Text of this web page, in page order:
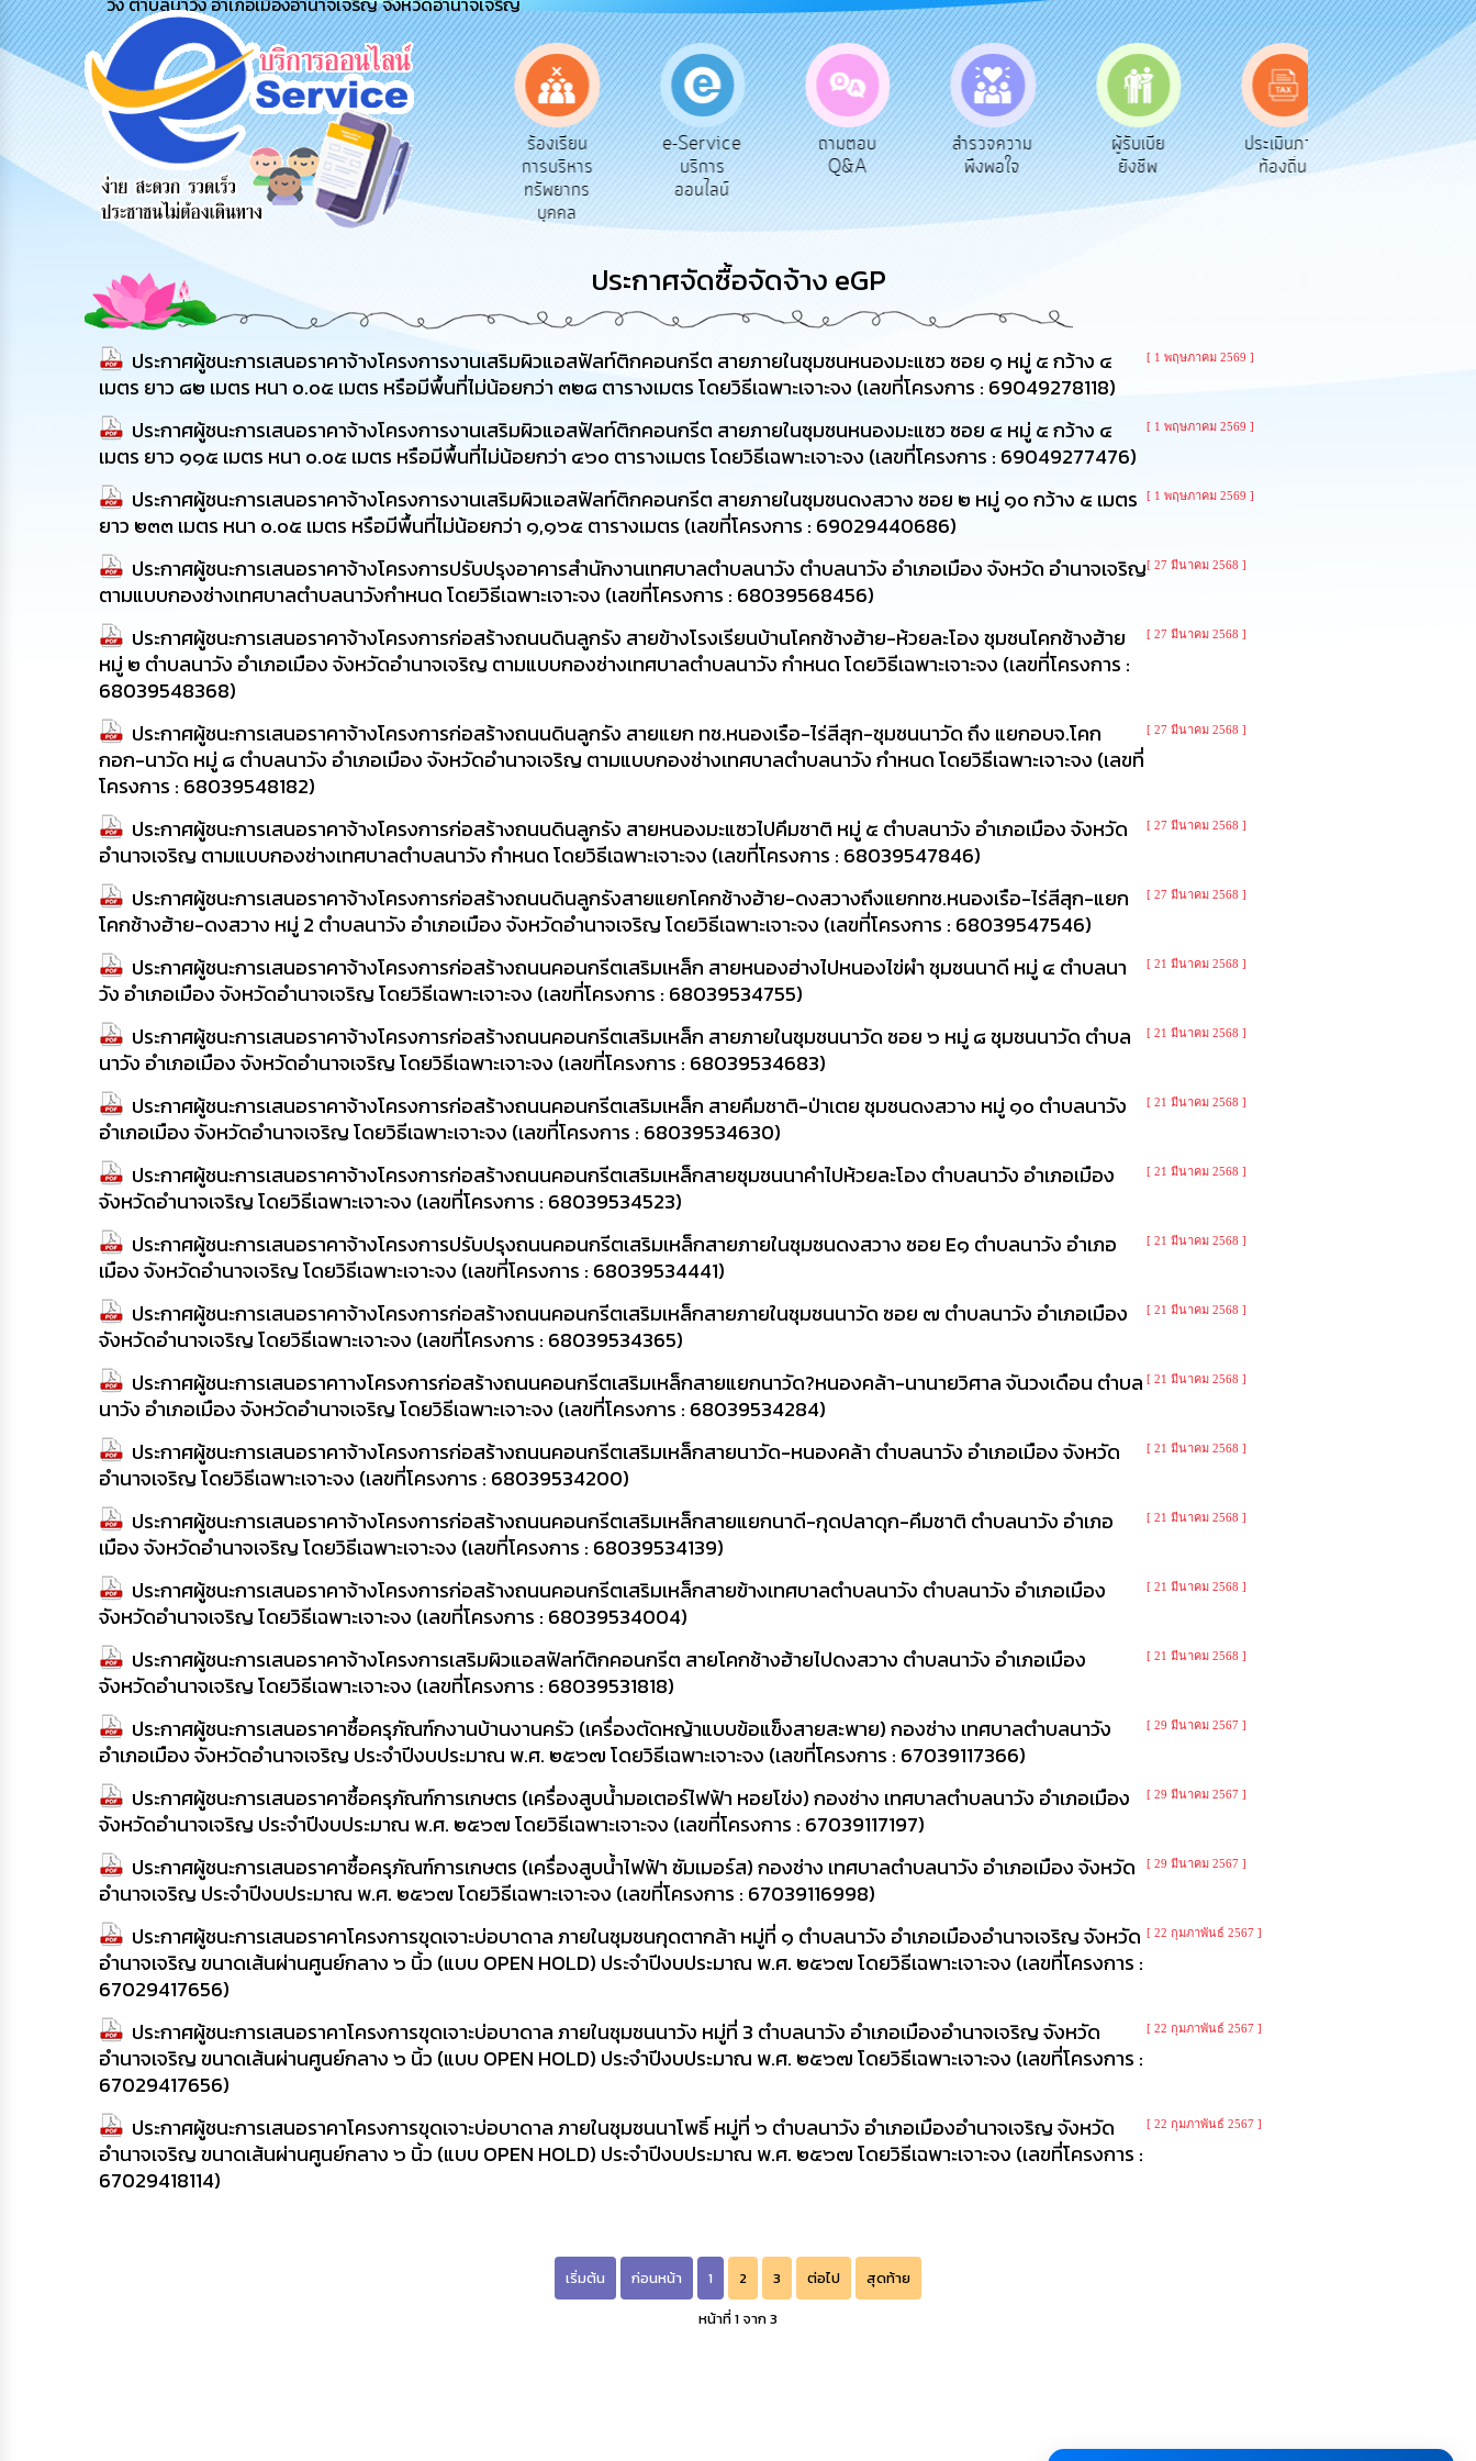
รับฟังความ
คิดเห็น
ประชาชน
ร้องเรียน
ร้องทุกข์
ร้องเรียน
การทุจริต
ร้องเรียน
การบริหาร
ทรัพยากร
บุคคล
e-Service
บริการ
ออนไลน์
ถามตอบ
Q&A
สำรวจความ
พึงพอใจ
ผู้รับเบีย
ยังชีพ
ประเมินภาษี
ท้องถิ่น
ทะเบียน
พาณิชย์
ประกาศจัดซื้อจัดจ้าง eGP
ประกาศผู้ชนะการเสนอราคาจ้างโครงการงานเสริมผิวแอสฟัลท์ติกคอนกรีต สายภายในชุมชนหนองมะแซว ซอย ๑ หมู่ ๕ กว้าง ๔
เมตร ยาว ๘๒ เมตร หนา ๐.๐๕ เมตร หรือมีพื้นที่ไม่น้อยกว่า ๓๒๘ ตารางเมตร โดยวิธีเฉพาะเจาะจง (เลขที่โครงการ : 69049278118)
[ 1 พฤษภาคม 2569 ]
ประกาศผู้ชนะการเสนอราคาจ้างโครงการงานเสริมผิวแอสฟัลท์ติกคอนกรีต สายภายในชุมชนหนองมะแซว ซอย ๔ หมู่ ๕ กว้าง ๔
เมตร ยาว ๑๑๕ เมตร หนา ๐.๐๕ เมตร หรือมีพื้นที่ไม่น้อยกว่า ๔๖๐ ตารางเมตร โดยวิธีเฉพาะเจาะจง (เลขที่โครงการ : 69049277476)
[ 1 พฤษภาคม 2569 ]
ประกาศผู้ชนะการเสนอราคาจ้างโครงการงานเสริมผิวแอสฟัลท์ติกคอนกรีต สายภายในชุมชนดงสวาง ซอย ๒ หมู่ ๑๐ กว้าง ๕ เมตร
ยาว ๒๓๓ เมตร หนา ๐.๐๕ เมตร หรือมีพื้นที่ไม่น้อยกว่า ๑,๑๖๕ ตารางเมตร (เลขที่โครงการ : 69029440686)
[ 1 พฤษภาคม 2569 ]
ประกาศผู้ชนะการเสนอราคาจ้างโครงการปรับปรุงอาคารสำนักงานเทศบาลตำบลนาวัง ตำบลนาวัง อำเภอเมือง จังหวัด อำนาจเจริญ
ตามแบบกองช่างเทศบาลตำบลนาวังกำหนด โดยวิธีเฉพาะเจาะจง (เลขที่โครงการ : 68039568456)
[ 27 มีนาคม 2568 ]
ประกาศผู้ชนะการเสนอราคาจ้างโครงการก่อสร้างถนนดินลูกรัง สายข้างโรงเรียนบ้านโคกช้างฮ้าย-ห้วยละโอง ชุมชนโคกช้างฮ้าย
หมู่ ๒ ตำบลนาวัง อำเภอเมือง จังหวัดอำนาจเจริญ ตามแบบกองช่างเทศบาลตำบลนาวัง กำหนด โดยวิธีเฉพาะเจาะจง (เลขที่โครงการ :
68039548368)
[ 27 มีนาคม 2568 ]
ประกาศผู้ชนะการเสนอราคาจ้างโครงการก่อสร้างถนนดินลูกรัง สายแยก ทช.หนองเรือ-ไร่สีสุก-ชุมชนนาวัด ถึง แยกอบจ.โคก
กอก-นาวัด หมู่ ๘ ตำบลนาวัง อำเภอเมือง จังหวัดอำนาจเจริญ ตามแบบกองช่างเทศบาลตำบลนาวัง กำหนด โดยวิธีเฉพาะเจาะจง (เลขที่
โครงการ : 68039548182)
[ 27 มีนาคม 2568 ]
ประกาศผู้ชนะการเสนอราคาจ้างโครงการก่อสร้างถนนดินลูกรัง สายหนองมะแซวไปคึมชาติ หมู่ ๕ ตำบลนาวัง อำเภอเมือง จังหวัด
อำนาจเจริญ ตามแบบกองช่างเทศบาลตำบลนาวัง กำหนด โดยวิธีเฉพาะเจาะจง (เลขที่โครงการ : 68039547846)
[ 27 มีนาคม 2568 ]
ประกาศผู้ชนะการเสนอราคาจ้างโครงการก่อสร้างถนนดินลูกรังสายแยกโคกช้างฮ้าย-ดงสวางถึงแยกทช.หนองเรือ-ไร่สีสุก-แยก
โคกช้างฮ้าย-ดงสวาง หมู่ 2 ตำบลนาวัง อำเภอเมือง จังหวัดอำนาจเจริญ โดยวิธีเฉพาะเจาะจง (เลขที่โครงการ : 68039547546)
[ 27 มีนาคม 2568 ]
ประกาศผู้ชนะการเสนอราคาจ้างโครงการก่อสร้างถนนคอนกรีตเสริมเหล็ก สายหนองฮ่างไปหนองไข่ผำ ชุมชนนาดี หมู่ ๔ ตำบลนา
วัง อำเภอเมือง จังหวัดอำนาจเจริญ โดยวิธีเฉพาะเจาะจง (เลขที่โครงการ : 68039534755)
[ 21 มีนาคม 2568 ]
ประกาศผู้ชนะการเสนอราคาจ้างโครงการก่อสร้างถนนคอนกรีตเสริมเหล็ก สายภายในชุมชนนาวัด ซอย ๖ หมู่ ๘ ชุมชนนาวัด ตำบล
นาวัง อำเภอเมือง จังหวัดอำนาจเจริญ โดยวิธีเฉพาะเจาะจง (เลขที่โครงการ : 68039534683)
[ 21 มีนาคม 2568 ]
ประกาศผู้ชนะการเสนอราคาจ้างโครงการก่อสร้างถนนคอนกรีตเสริมเหล็ก สายคึมชาติ-ป่าเตย ชุมชนดงสวาง หมู่ ๑๐ ตำบลนาวัง
อำเภอเมือง จังหวัดอำนาจเจริญ โดยวิธีเฉพาะเจาะจง (เลขที่โครงการ : 68039534630)
[ 21 มีนาคม 2568 ]
ประกาศผู้ชนะการเสนอราคาจ้างโครงการก่อสร้างถนนคอนกรีตเสริมเหล็กสายชุมชนนาคำไปห้วยละโอง ตำบลนาวัง อำเภอเมือง
จังหวัดอำนาจเจริญ โดยวิธีเฉพาะเจาะจง (เลขที่โครงการ : 68039534523)
[ 21 มีนาคม 2568 ]
ประกาศผู้ชนะการเสนอราคาจ้างโครงการปรับปรุงถนนคอนกรีตเสริมเหล็กสายภายในชุมชนดงสวาง ซอย E๑ ตำบลนาวัง อำเภอ
เมือง จังหวัดอำนาจเจริญ โดยวิธีเฉพาะเจาะจง (เลขที่โครงการ : 68039534441)
[ 21 มีนาคม 2568 ]
ประกาศผู้ชนะการเสนอราคาจ้างโครงการก่อสร้างถนนคอนกรีตเสริมเหล็กสายภายในชุมชนนาวัด ซอย ๗ ตำบลนาวัง อำเภอเมือง
จังหวัดอำนาจเจริญ โดยวิธีเฉพาะเจาะจง (เลขที่โครงการ : 68039534365)
[ 21 มีนาคม 2568 ]
ประกาศผู้ชนะการเสนอราคาางโครงการก่อสร้างถนนคอนกรีตเสริมเหล็กสายแยกนาวัด?หนองคล้า-นานายวิศาล จันวงเดือน ตำบล
นาวัง อำเภอเมือง จังหวัดอำนาจเจริญ โดยวิธีเฉพาะเจาะจง (เลขที่โครงการ : 68039534284)
[ 21 มีนาคม 2568 ]
ประกาศผู้ชนะการเสนอราคาจ้างโครงการก่อสร้างถนนคอนกรีตเสริมเหล็กสายนาวัด-หนองคล้า ตำบลนาวัง อำเภอเมือง จังหวัด
อำนาจเจริญ โดยวิธีเฉพาะเจาะจง (เลขที่โครงการ : 68039534200)
[ 21 มีนาคม 2568 ]
ประกาศผู้ชนะการเสนอราคาจ้างโครงการก่อสร้างถนนคอนกรีตเสริมเหล็กสายแยกนาดี-กุดปลาดุก-คึมชาติ ตำบลนาวัง อำเภอ
เมือง จังหวัดอำนาจเจริญ โดยวิธีเฉพาะเจาะจง (เลขที่โครงการ : 68039534139)
[ 21 มีนาคม 2568 ]
ประกาศผู้ชนะการเสนอราคาจ้างโครงการก่อสร้างถนนคอนกรีตเสริมเหล็กสายข้างเทศบาลตำบลนาวัง ตำบลนาวัง อำเภอเมือง
จังหวัดอำนาจเจริญ โดยวิธีเฉพาะเจาะจง (เลขที่โครงการ : 68039534004)
[ 21 มีนาคม 2568 ]
ประกาศผู้ชนะการเสนอราคาจ้างโครงการเสริมผิวแอสฟัลท์ติกคอนกรีต สายโคกช้างฮ้ายไปดงสวาง ตำบลนาวัง อำเภอเมือง
จังหวัดอำนาจเจริญ โดยวิธีเฉพาะเจาะจง (เลขที่โครงการ : 68039531818)
[ 21 มีนาคม 2568 ]
ประกาศผู้ชนะการเสนอราคาซื้อครุภัณฑ์กงานบ้านงานครัว (เครื่องตัดหญ้าแบบข้อแข็งสายสะพาย) กองช่าง เทศบาลตำบลนาวัง
อำเภอเมือง จังหวัดอำนาจเจริญ ประจำปีงบประมาณ พ.ศ. ๒๕๖๗ โดยวิธีเฉพาะเจาะจง (เลขที่โครงการ : 67039117366)
[ 29 มีนาคม 2567 ]
ประกาศผู้ชนะการเสนอราคาซื้อครุภัณฑ์การเกษตร (เครื่องสูบน้ำมอเตอร์ไฟฟ้า หอยโข่ง) กองช่าง เทศบาลตำบลนาวัง อำเภอเมือง
จังหวัดอำนาจเจริญ ประจำปีงบประมาณ พ.ศ. ๒๕๖๗ โดยวิธีเฉพาะเจาะจง (เลขที่โครงการ : 67039117197)
[ 29 มีนาคม 2567 ]
ประกาศผู้ชนะการเสนอราคาซื้อครุภัณฑ์การเกษตร (เครื่องสูบน้ำไฟฟ้า ซัมเมอร์ส) กองช่าง เทศบาลตำบลนาวัง อำเภอเมือง จังหวัด
อำนาจเจริญ ประจำปีงบประมาณ พ.ศ. ๒๕๖๗ โดยวิธีเฉพาะเจาะจง (เลขที่โครงการ : 67039116998)
[ 29 มีนาคม 2567 ]
ประกาศผู้ชนะการเสนอราคาโครงการขุดเจาะบ่อบาดาล ภายในชุมชนกุดตากล้า หมู่ที่ ๑ ตำบลนาวัง อำเภอเมืองอำนาจเจริญ จังหวัด
อำนาจเจริญ ขนาดเส้นผ่านศูนย์กลาง ๖ นิ้ว (แบบ OPEN HOLD) ประจำปีงบประมาณ พ.ศ. ๒๕๖๗ โดยวิธีเฉพาะเจาะจง (เลขที่โครงการ :
67029417656)
[ 22 กุมภาพันธ์ 2567 ]
ประกาศผู้ชนะการเสนอราคาโครงการขุดเจาะบ่อบาดาล ภายในชุมชนนาวัง หมู่ที่ 3 ตำบลนาวัง อำเภอเมืองอำนาจเจริญ จังหวัด
อำนาจเจริญ ขนาดเส้นผ่านศูนย์กลาง ๖ นิ้ว (แบบ OPEN HOLD) ประจำปีงบประมาณ พ.ศ. ๒๕๖๗ โดยวิธีเฉพาะเจาะจง (เลขที่โครงการ :
67029417656)
[ 22 กุมภาพันธ์ 2567 ]
ประกาศผู้ชนะการเสนอราคาโครงการขุดเจาะบ่อบาดาล ภายในชุมชนนาโพธิ์ หมู่ที่ ๖ ตำบลนาวัง อำเภอเมืองอำนาจเจริญ จังหวัด
อำนาจเจริญ ขนาดเส้นผ่านศูนย์กลาง ๖ นิ้ว (แบบ OPEN HOLD) ประจำปีงบประมาณ พ.ศ. ๒๕๖๗ โดยวิธีเฉพาะเจาะจง (เลขที่โครงการ :
67029418114)
[ 22 กุมภาพันธ์ 2567 ]
เริ่มต้น ก่อนหน้า 1 2 3 ต่อไป
สุดท้าย
หน้าที่ 1 จาก 3